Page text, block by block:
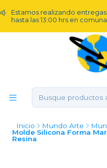
Estamos realizando
hasta las 13:00 hrs en
Inicio Mundo Arte
Molde Silicona Forma
Resina